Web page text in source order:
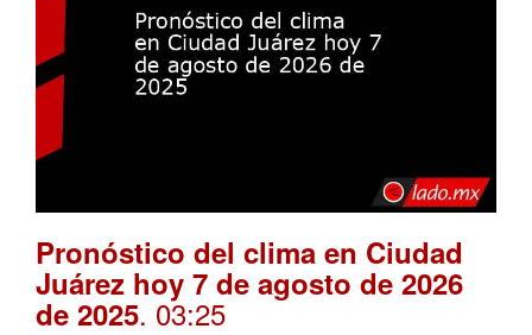
Pronóstico del clima en Ciudad
Juárez hoy 7 de agosto de 2026
de 2025. 03:25